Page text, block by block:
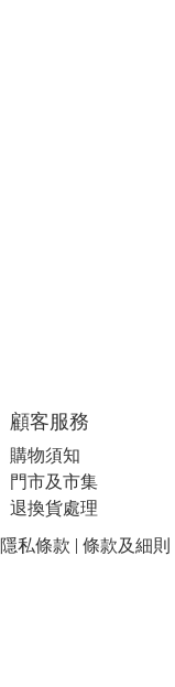
顧客服務
購物須知
門市及市集
退換貨處理
隱私條款 | 條款及細則